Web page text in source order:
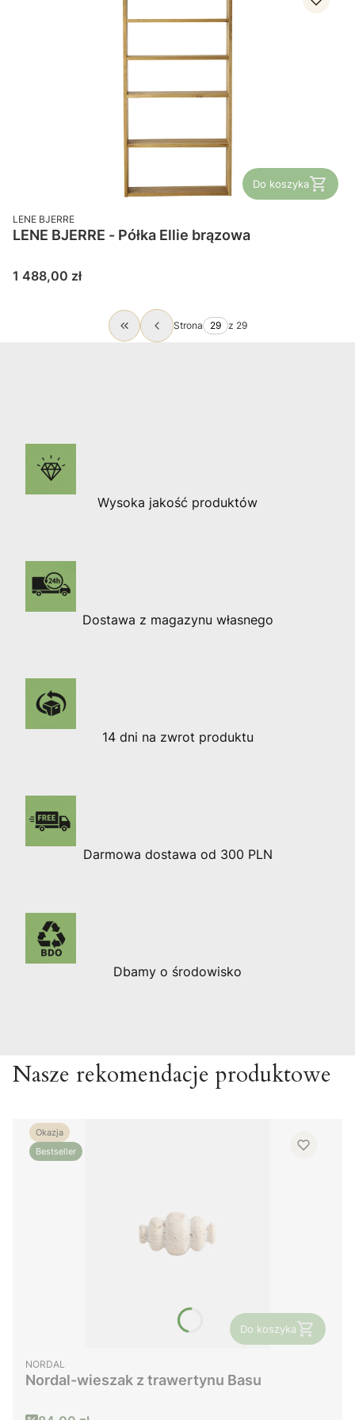
Do koszyka
PRODUCENT
LENE BJERRE
LENE BJERRE - Półka Ellie brązowa
Cena
1 488,00 zł
Wróć do pierwszej strony z produktami
Strona z 29
Wysoka jakość produktów
Dostawa z magazynu własnego
14 dni na zwrot produktu
Darmowa dostawa od 300 PLN
Dbamy o środowisko
Nasze rekomendacje produktowe
Okazja
Bestseller
Do koszyka
PRODUCENT
NORDAL
Nordal-wieszak z trawertynu Basu